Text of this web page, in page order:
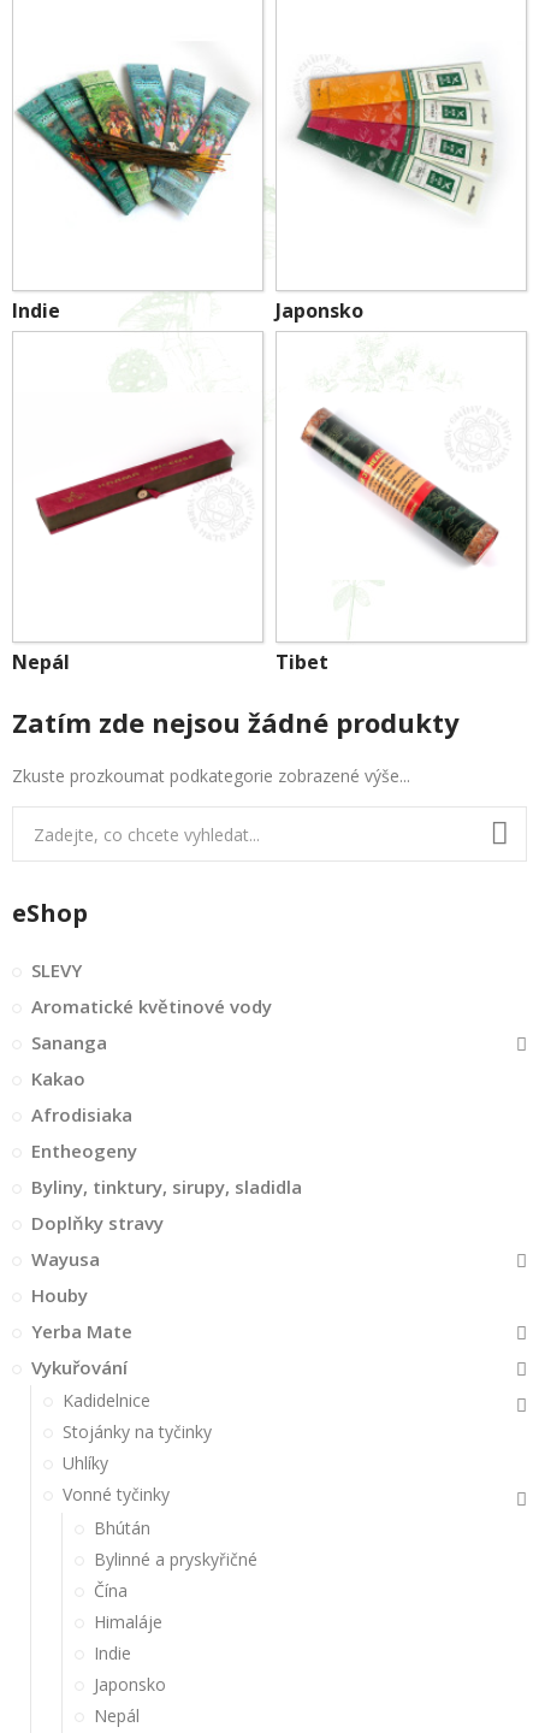
Indie Japonsko
Nepál Tibet
Zatím zde nejsou žádné produkty
Zkuste prozkoumat podkategorie zobrazené výše...
eShop
SLEVY
Aromatické květinové vody
Sananga
Kakao
Afrodisiaka
Entheogeny
Byliny, tinktury, sirupy, sladidla
Doplňky stravy
Wayusa
Houby
Yerba Mate
Vykuřování
Kadidelnice
Stojánky na tyčinky
Uhlíky
Vonné tyčinky
Bhútán
Bylinné a pryskyřičné
Čína
Himaláje
Indie
Japonsko
Nepál